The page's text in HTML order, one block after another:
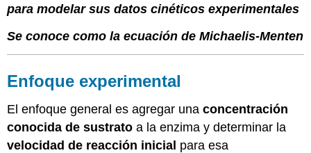
para modelar sus datos cinéticos experimentales
Se conoce como la ecuación de Michaelis-Menten
Enfoque experimental
El enfoque general es agregar unaconcentración
conocida de sustrato a la enzima y determinar la
velocidad de reacción inicial para esa